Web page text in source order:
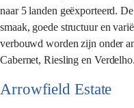
naar 5 landen geëxporteerd.
smaak, goede structuur en
verbouwd worden zijn onder
Cabernet, Riesling en Verdelho.
Arrowfield Estate